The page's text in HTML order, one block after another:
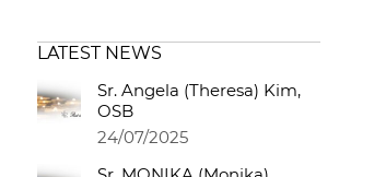
LATEST NEWS
Sr. Angela (Theresa) Kim,
OSB
24/07/2025